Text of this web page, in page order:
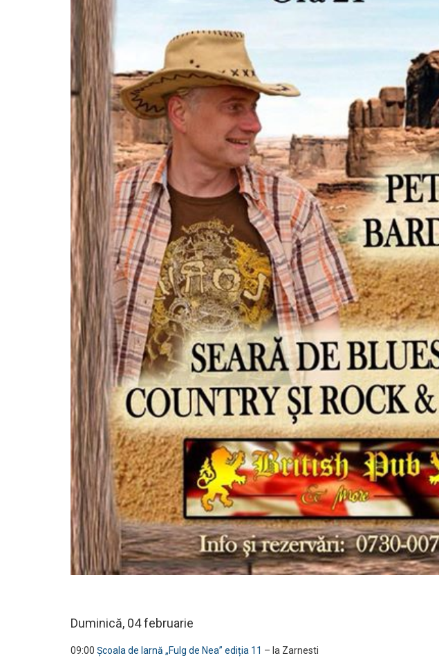
Duminică, 04 februarie
09:00 Școala de Iarnă „Fulg de Nea” ediția 11 – la Zarnesti